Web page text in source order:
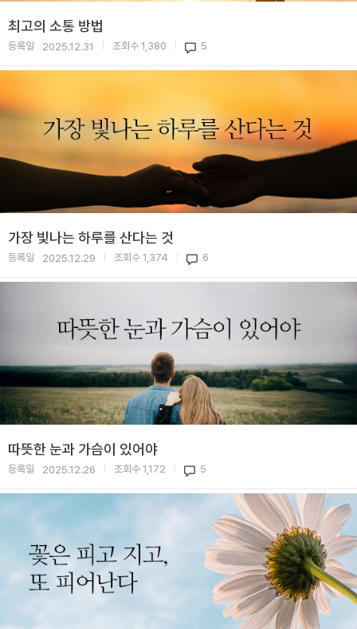
최고의 소통 방법
등록일 2025.12.31 조회수 1,380 5
가장 빛나는 하루를 산다는 것
등록일 2025.12.29 조회수 1,374 6
따뜻한 눈과 가슴이 있어야
등록일 2025.12.26 조회수 1,172 5